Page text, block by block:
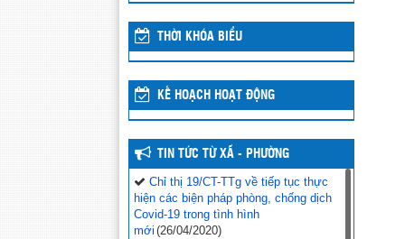
THỜI KHÓA BIỂU
KẾ HOẠCH HOẠT ĐỘNG
TIN TỨC TỪ XÃ - PHƯỜNG
Chỉ thị 19/CT-TTg về tiếp tục thực
hiện các biện pháp phòng, chống dịch
Covid-19 trong tình hình
mới (26/04/2020)